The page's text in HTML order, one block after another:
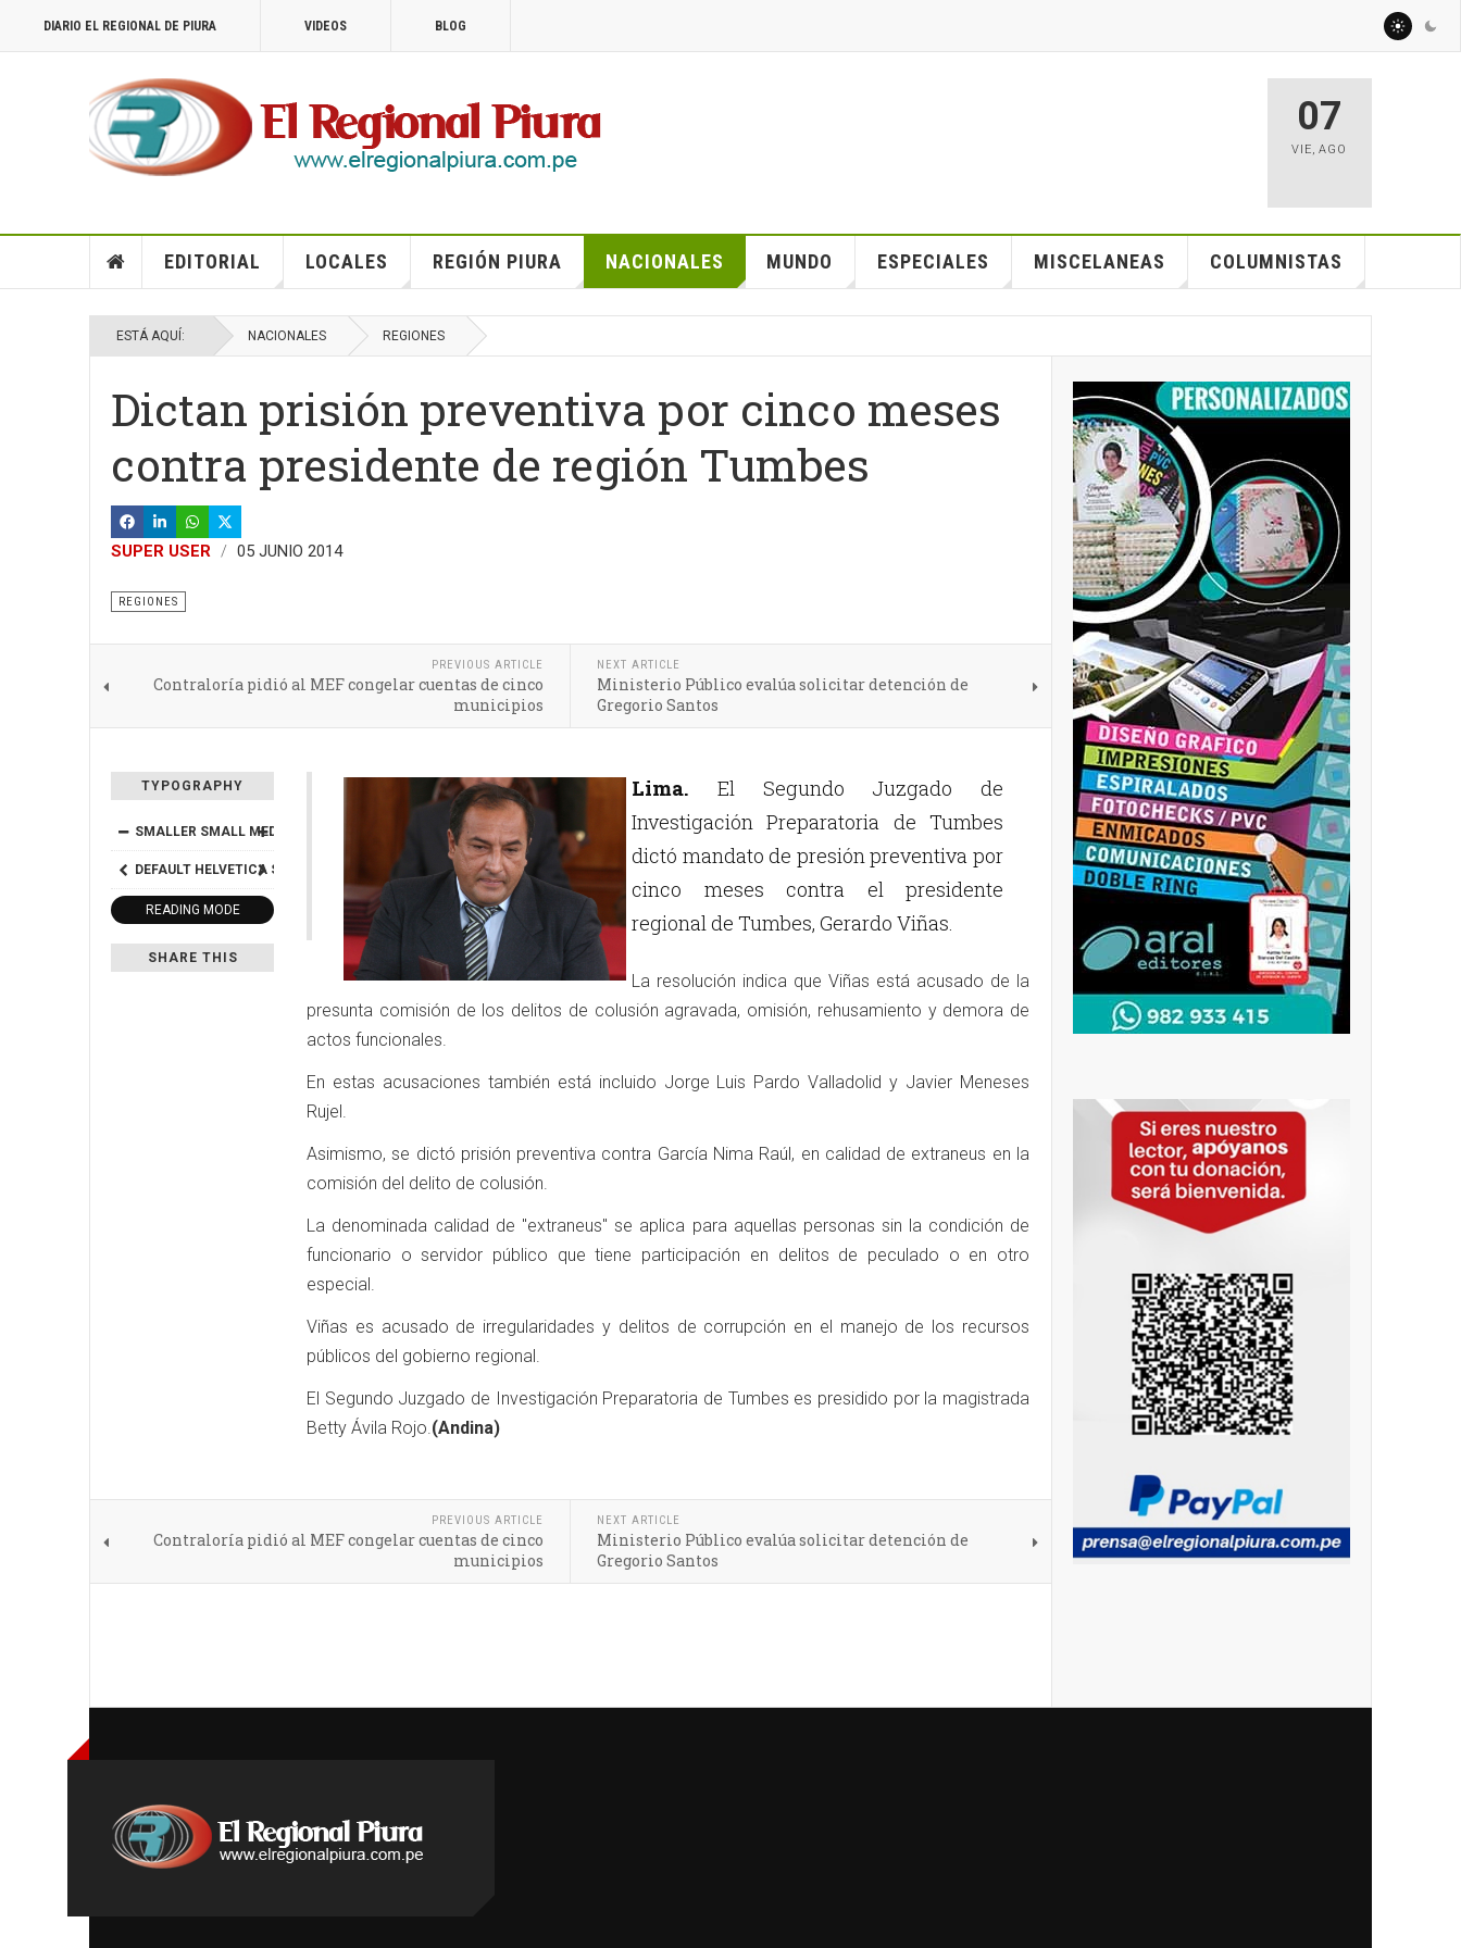
DIARIO EL REGIONAL DE PIURA VIDEOS BLOG
07
VIE,AGO
EDITORIAL LOCALES REGIÓN PIURA NACIONALES MUNDO ESPECIALES MISCELANEAS COLUMNISTAS
ESTÁ AQUÍ: NACIONALES REGIONES
Dictan prisión preventiva por cinco meses
contra presidente de región Tumbes
SUPER USER 05 JUNIO 2014
REGIONES
PREVIOUS ARTICLE
Contraloría pidió al MEF congelar cuentas de cinco
municipios
NEXT ARTICLE
Ministerio Público evalúa solicitar detención de
Gregorio Santos
TYPOGRAPHY
SMALLER SMALL MEDIUM
DEFAULT HELVETICA SEGOE TIMES
READING MODE
SHARE THIS
Lima. El Segundo Juzgado de
Investigación Preparatoria de Tumbes
dictó mandato de presión preventiva por
cinco meses contra el presidente
regional de Tumbes, Gerardo Viñas.
La resolución indica que Viñas está acusado de la
presunta comisión de los delitos de colusión agravada, omisión, rehusamiento y demora de
actos funcionales.
En estas acusaciones también está incluido Jorge Luis Pardo Valladolid y Javier Meneses
Rujel.
Asimismo, se dictó prisión preventiva contra García Nima Raúl, en calidad de extraneus en la
comisión del delito de colusión.
La denominada calidad de "extraneus" se aplica para aquellas personas sin la condición de
funcionario o servidor público que tiene participación en delitos de peculado o en otro
especial.
Viñas es acusado de irregularidades y delitos de corrupción en el manejo de los recursos
públicos del gobierno regional.
El Segundo Juzgado de Investigación Preparatoria de Tumbes es presidido por la magistrada
Betty Ávila Rojo.(Andina)
PREVIOUS ARTICLE
Contraloría pidió al MEF congelar cuentas de cinco
municipios
NEXT ARTICLE
Ministerio Público evalúa solicitar detención de
Gregorio Santos